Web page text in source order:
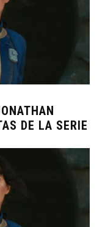
DE LA SERIE